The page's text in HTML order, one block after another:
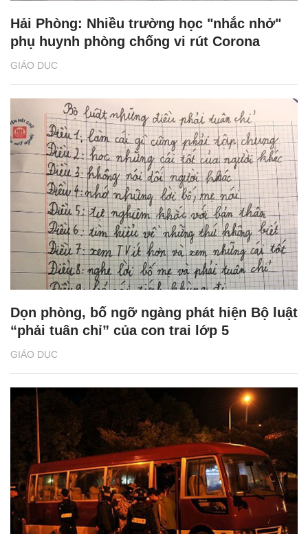
GIÁO DỤC
Hải Phòng: Nhiều trường học "nhắc nhở"
phụ huynh phòng chống vi rút Corona
GIÁO DỤC
Dọn phòng, bố ngỡ ngàng phát hiện Bộ luật
“phải tuân chỉ” của con trai lớp 5